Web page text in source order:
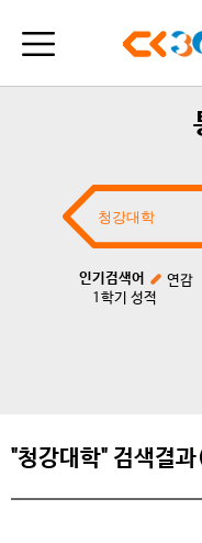
인기검색어 연감
1학기 성적
"청강대학" 검색결